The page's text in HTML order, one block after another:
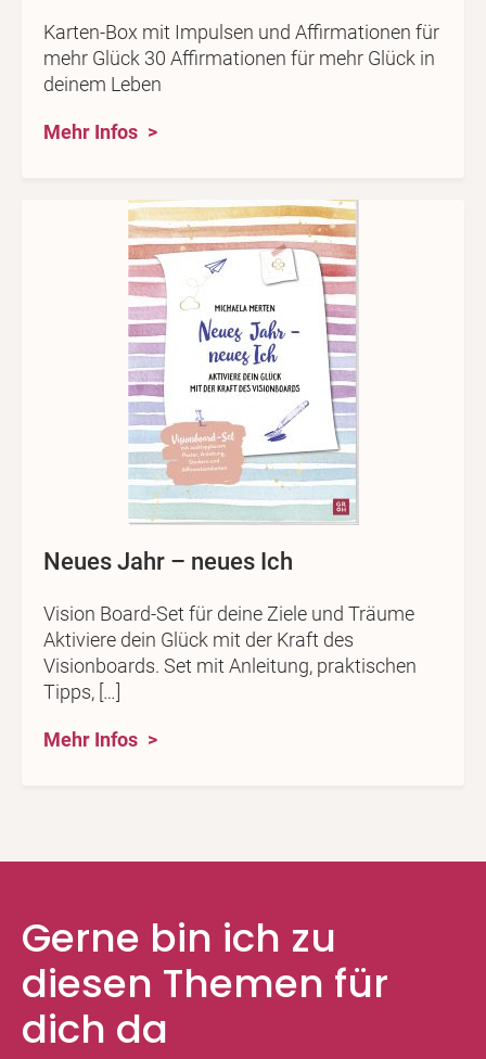
Karten-Box mit Impulsen und Affirmationen für
mehr Glück 30 Affirmationen für mehr Glück in
deinem Leben
Mehr Infos
Neues Jahr – neues Ich
Vision Board-Set für deine Ziele und Träume
Aktiviere dein Glück mit der Kraft des
Visionboards. Set mit Anleitung, praktischen
Tipps, […]
Mehr Infos
Gerne bin ich zu
diesen Themen für
dich da